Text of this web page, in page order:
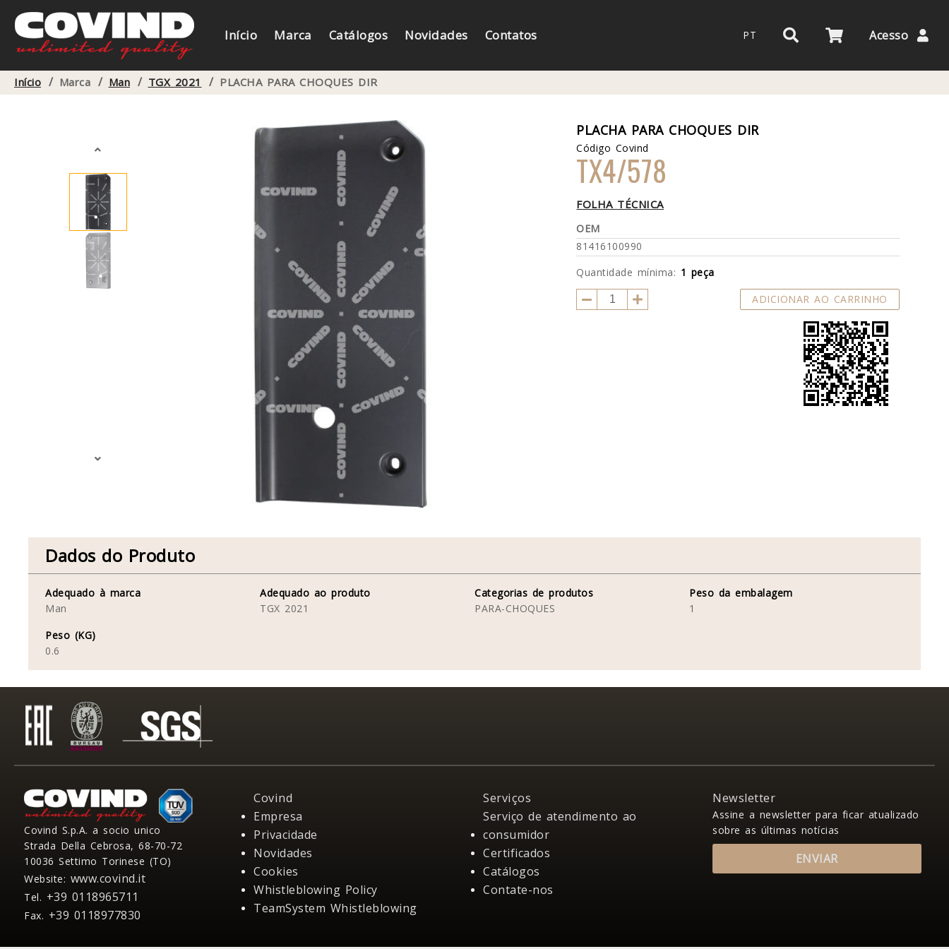
Início Marca Catálogos Novidades Contatos PT Acesso
Início / Marca / Man / TGX 2021 / PLACHA PARA CHOQUES DIR
PLACHA PARA CHOQUES DIR
Código Covind
TX4/578
FOLHA TÉCNICA
OEM
81416100990
Quantidade mínima: 1 peça
ADICIONAR AO CARRINHO
Dados do Produto
Adequado à marca
Man
Adequado ao produto
TGX 2021
Categorias de produtos
PARA-CHOQUES
Peso da embalagem
1
Peso (KG)
0.6
Covind S.p.A. a socio unico
Strada Della Cebrosa, 68-70-72
10036 Settimo Torinese (TO)
Website: www.covind.it
Tel. +39 0118965711
Fax. +39 0118977830
Covind
Empresa
Privacidade
Novidades
Cookies
Whistleblowing Policy
TeamSystem Whistleblowing
Serviços
Serviço de atendimento ao
consumidor
Certificados
Catálogos
Contate-nos
Newsletter
Assine a newsletter para ficar atualizado
sobre as últimas notícias
ENVIAR